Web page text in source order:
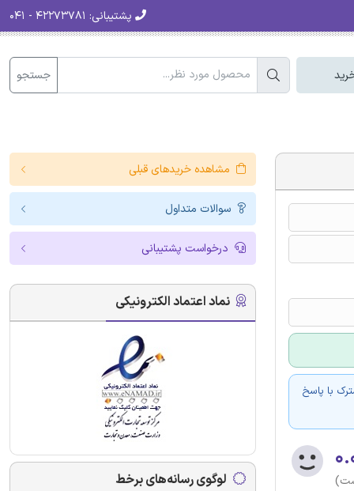
پشتیبانی:
جستجو
+ 1 درس تخصصی مشترک با پاسخ
مشاهده خریدهای قبلی
سوالات متداول
درخواست پشتیبانی
نماد اعتماد الکترونیکی
لوگوی رسانه‌های برخط